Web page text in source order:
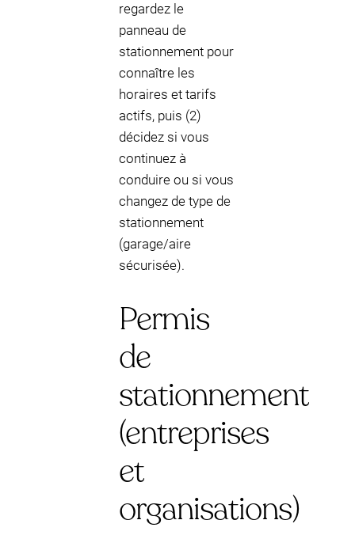
regardez le
panneau de
stationnement pour
connaître les
horaires et tarifs
actifs, puis (2)
décidez si vous
continuez à
conduire ou si vous
changez de type de
stationnement
(garage/aire
sécurisée).
Permis
de
stationnement
(entreprises
et
organisations)